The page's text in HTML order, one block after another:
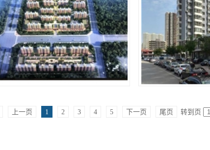
上一页 1 2 3 4 5 下一页 尾页 转到页